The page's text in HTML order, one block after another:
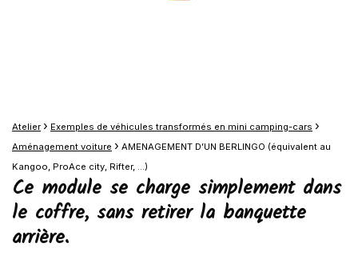
Atelier › Exemples de véhicules transformés en mini camping-cars ›
Aménagement voiture › AMENAGEMENT D’UN BERLINGO (équivalent au
Kangoo, ProAce city, Rifter, …)
Ce module se charge simplement dans
le coffre, sans retirer la banquette
arrière.